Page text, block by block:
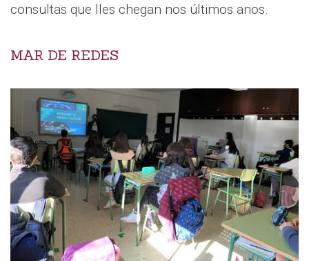
consultas que lles chegan nos últimos anos.
MAR DE REDES